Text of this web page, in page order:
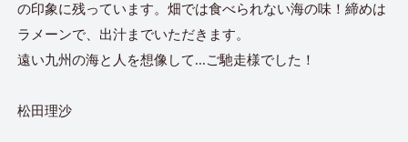
の印象に残っています。畑では食べられない海の味！締めは
ラメーンで、出汁までいただきます。
遠い九州の海と人を想像して...ご馳走様でした！
松田理沙